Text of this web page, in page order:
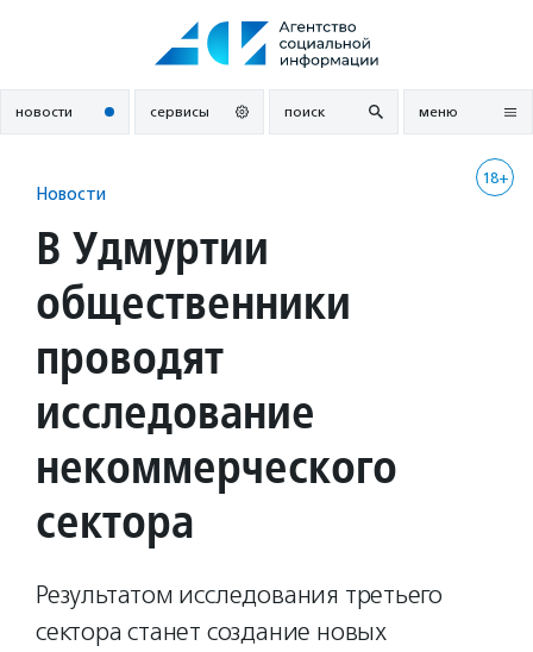
новости сервисы поиск меню
18+
Новости
В Удмуртии
общественники
проводят
исследование
некоммерческого
сектора
Результатом исследования третьего
сектора станет создание новых